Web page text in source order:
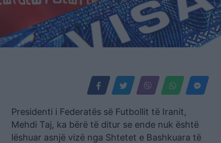
Presidenti i Federatës së Futbollit të Iranit,
Mehdi Taj, ka bërë të ditur se ende nuk është
lëshuar asnjë vizë nga Shtetet e Bashkuara të